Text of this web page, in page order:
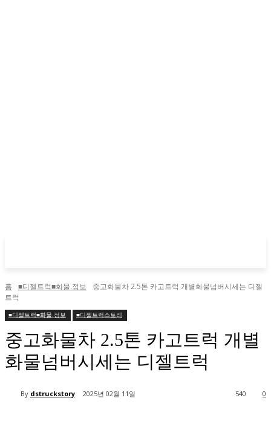
홈 ■디젤트럭■화물.정보
중고화물차 2.5톤 카고트럭 개별화물넘버시세는 디젤
트럭
■디젤트럭■화물.정보 ■디젤트럭스토리
중고화물차 2.5톤 카고트럭 개별
화물넘버시세는 디젤트럭
By dstruckstory 2025년 02월 11일 0
540